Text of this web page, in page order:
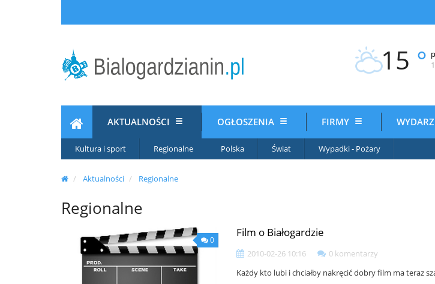
15 °
AKTUALNOŚCI
Kultura i sport Regionalne Polska Świat Wypadki - Pożary
OGŁOSZENIA FIRMY
Aktualności Regionalne
Regionalne
0
Film o Białogardzie
2010-02-26 10:16
0 komentarzy
Każdy kto lubi i chciałby nakręcić dobry film ma teraz